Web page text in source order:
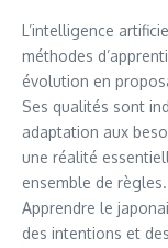
L’intelligence
méthodes
évolution en
Ses qualités sont
adaptation aux
une réalité
ensemble de règles.
Apprendre le
des intentions et